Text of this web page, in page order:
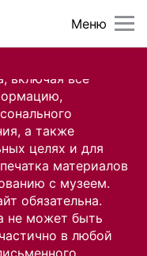
включая все
а также
целях и для
материалов
с музеем.
обязательна.
не может быть
в любой
Меню